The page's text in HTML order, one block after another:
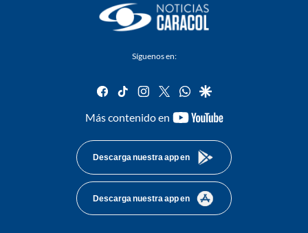
Síguenos en:
facebook
tiktok instagram
twitterwhatsapp
google
Más contenido en
youtube-
Descarga nuestra app en
Descarga nuestra app en